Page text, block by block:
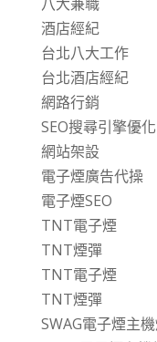
酒店經紀
台北八大工作
台北酒店經紀
網路行銷
SEO搜尋引擎優化
網站架設
電子煙廣告代操
電子煙SEO
TNT電子煙
TNT煙彈
TNT電子煙
TNT煙彈
SWAG電子煙主